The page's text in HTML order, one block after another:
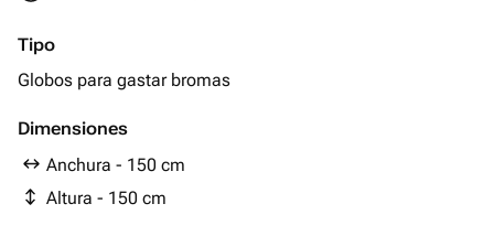
Tipo
Globos para gastar bromas
Dimensiones
Anchura - 150 cm
Altura - 150 cm